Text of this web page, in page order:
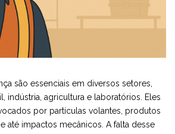
são essenciais em diversos setores,
indústria, agricultura e laboratórios. Eles
por partículas volantes, produtos
até impactos mecânicos. A falta desse